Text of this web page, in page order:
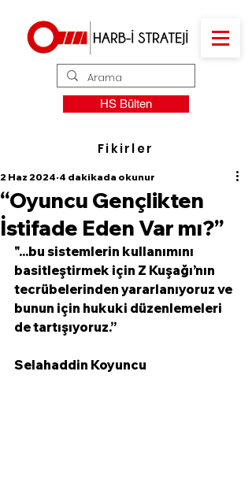
HS Bülten
Fikirler
“Oyuncu Gençlikten
İstifade Eden Var mı?”
2 Haz 2024 4 dakikada okunur
"...bu sistemlerin kullanımını
basitleştirmek için Z Kuşağı’nın
tecrübelerinden yararlanıyoruz ve
bunun için hukuki düzenlemeleri
de tartışıyoruz.”
Selahaddin Koyuncu